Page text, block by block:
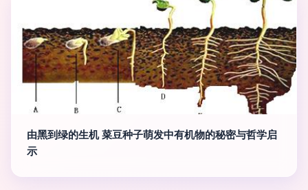
由黑到绿的生机 菜豆种子萌发中有机物的秘密与哲学启
示